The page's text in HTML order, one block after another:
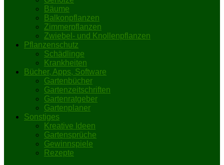
Bäume
Balkonpflanzen
Zimmerpflanzen
Zwiebel- und Knollenpflanzen
Pflanzenschutz
Schädlinge
Krankheiten
Bücher, Apps, Software
Gartenbücher
Gartenzeitschriften
Gartenratgeber
Gartenplaner
Sonstiges
Kreative Ideen
Gartensprüche
Gewinnspiele
Rezepte